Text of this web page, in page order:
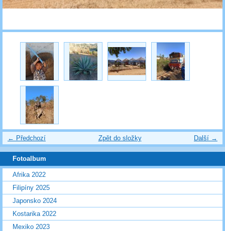
← Předchozí Další →
Zpět do složky
Fotoalbum
Afrika 2022
Filipíny 2025
Japonsko 2024
Kostarika 2022
Mexiko 2023